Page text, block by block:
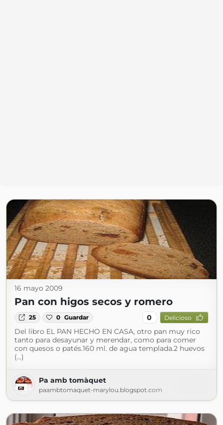
16 mayo 2009
Pan con higos secos y romero
25 0 Guardar 0 Delicioso
Del libro EL PAN HECHO EN CASA, otro pan muy rico
tanto para desayunar y merendar, como para comer
con quesos o patés.160 ml. de agua templada.2 huevos
(...)
Pa amb tomàquet
paambtomaquet-marylou.blogspot.com